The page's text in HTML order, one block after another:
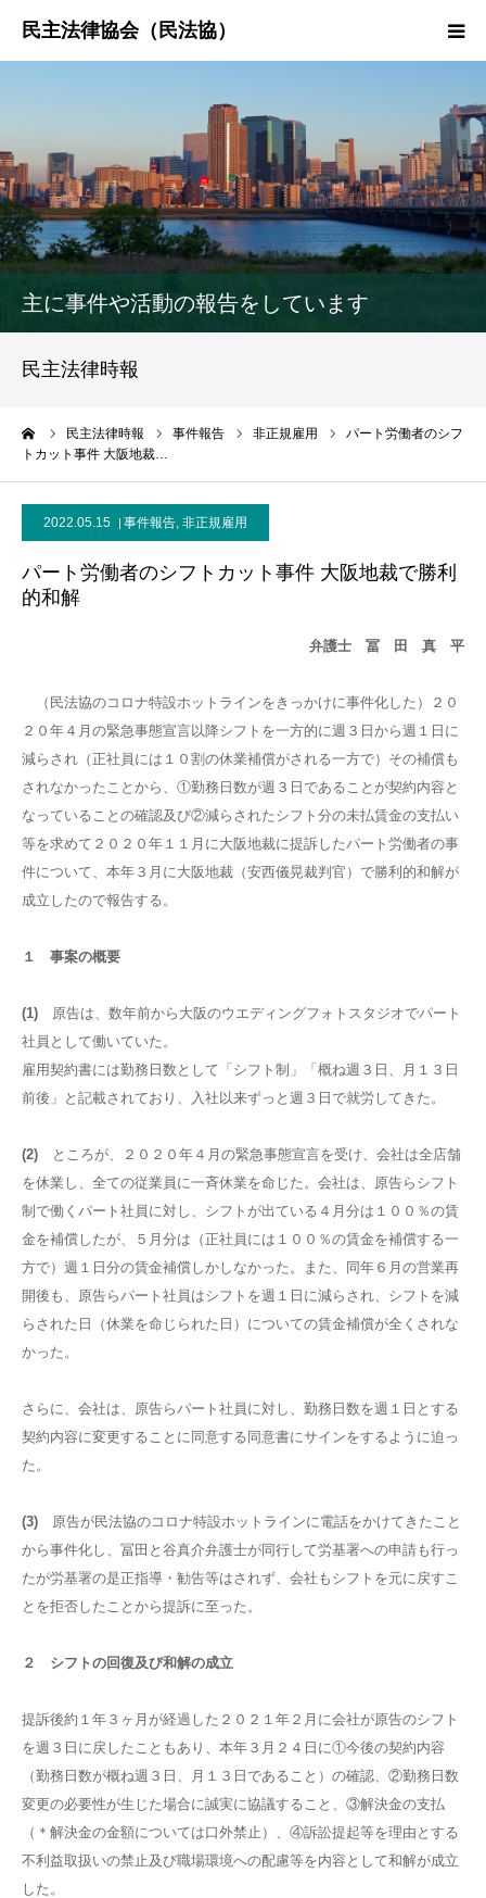
主に事件や活動の報告をしています
民主法律時報
民主法律時報 事件報告 非正規雇用
パート労働者のシフ
トカット事件 大阪地裁…
2022.05.15 事件報告, 非正規雇用
パート労働者のシフトカット事件 大阪地裁で勝利
的和解
弁護士 冨 田 真 平
（民法協のコロナ特設ホットラインをきっかけに事件化した）２０
２０年４月の緊急事態宣言以降シフトを一方的に週３日から週１日に
減らされ（正社員には１０割の休業補償がされる一方で）その補償も
されなかったことから、①勤務日数が週３日であることが契約内容と
なっていることの確認及び②減らされたシフト分の未払賃金の支払い
等を求めて２０２０年１１月に大阪地裁に提訴したパート労働者の事
件について、本年３月に大阪地裁（安西儀晃裁判官）で勝利的和解が
成立したので報告する。
１ 事案の概要
(1) 原告は、数年前から大阪のウエディングフォトスタジオでパート
社員として働いていた。
雇用契約書には勤務日数として「シフト制」「概ね週３日、月１３日
前後」と記載されており、入社以来ずっと週３日で就労してきた。
(2) ところが、２０２０年４月の緊急事態宣言を受け、会社は全店舗
を休業し、全ての従業員に一斉休業を命じた。会社は、原告らシフト
制で働くパート社員に対し、シフトが出ている４月分は１００％の賃
金を補償したが、５月分は（正社員には１００％の賃金を補償する一
方で）週１日分の賃金補償しかしなかった。また、同年６月の営業再
開後も、原告らパート社員はシフトを週１日に減らされ、シフトを減
らされた日（休業を命じられた日）についての賃金補償が全くされな
かった。
さらに、会社は、原告らパート社員に対し、勤務日数を週１日とする
契約内容に変更することに同意する同意書にサインをするように迫っ
た。
(3) 原告が民法協のコロナ特設ホットラインに電話をかけてきたこと
から事件化し、冨田と谷真介弁護士が同行して労基署への申請も行っ
たが労基署の是正指導・勧告等はされず、会社もシフトを元に戻すこ
とを拒否したことから提訴に至った。
２ シフトの回復及び和解の成立
提訴後約１年３ヶ月が経過した２０２１年２月に会社が原告のシフト
を週３日に戻したこともあり、本年３月２４日に①今後の契約内容
（勤務日数が概ね週３日、月１３日であること）の確認、②勤務日数
変更の必要性が生じた場合に誠実に協議すること、③解決金の支払
（＊解決金の金額については口外禁止）、④訴訟提起等を理由とする
不利益取扱いの禁止及び職場環境への配慮等を内容として和解が成立
した。
民法協とは
民主法律時報
決議・声明・意見書